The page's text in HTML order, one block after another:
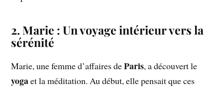
2. Marie : Un voyage intérieur vers la
sérénité
Marie, une femme d’affaires deParis, a découvert le
yogaet la méditation. Au début, elle pensait que ces